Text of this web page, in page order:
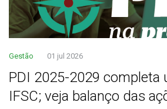
Gestão 01 jul 2026
PDI 2025-2029 completa
IFSC; veja balanço das